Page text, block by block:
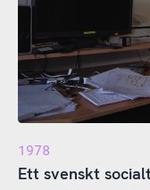
1978
Ett svenskt